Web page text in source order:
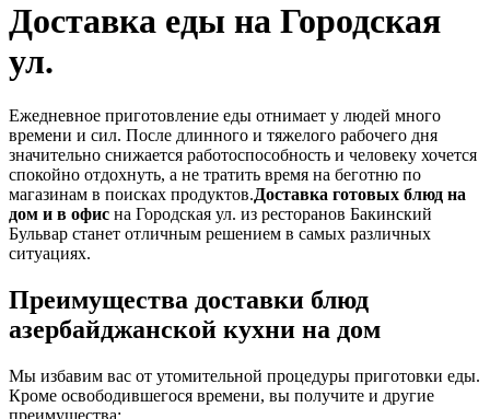
Доставка еды на Городская
ул.
Ежедневное приготовление еды отнимает у людей много
времени и сил. После длинного и тяжелого рабочего дня
значительно снижается работоспособность и человеку хочется
спокойно отдохнуть, а не тратить время на беготню по
магазинам в поисках продуктов.Доставка готовых блюд на
дом и в офис на Городская ул. из ресторанов Бакинский
Бульвар станет отличным решением в самых различных
ситуациях.
Преимущества доставки блюд
азербайджанской кухни на дом
Мы избавим вас от утомительной процедуры приготовки еды.
Кроме освободившегося времени, вы получите и другие
преимущества: